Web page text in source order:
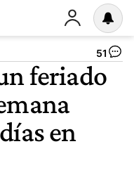
51
feriado
en